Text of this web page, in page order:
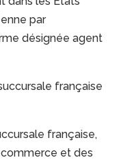
par
désignée agent
française
française,
et des